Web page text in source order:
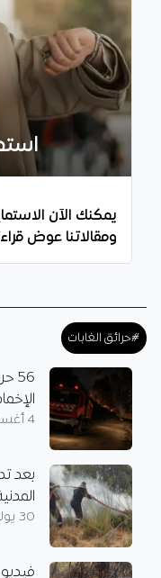
يمكنك الآن
ومقالاتنا عوض
#حرائق الغابات
الإخماد
4 أغسطس 2026
بعد
المدنية تخمد
30 يوليو 2026